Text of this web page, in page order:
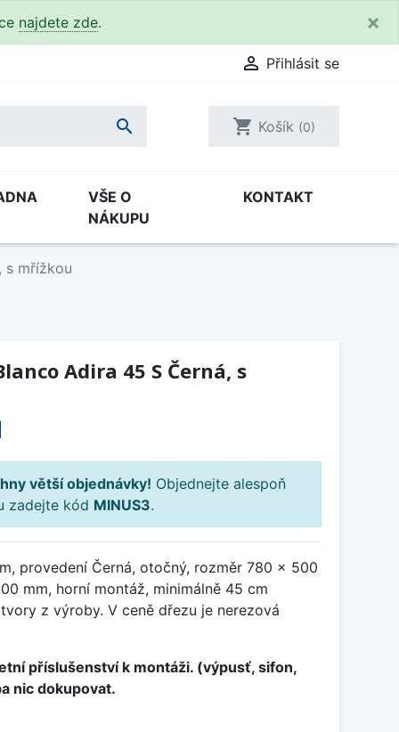
najdete zde. ×
 Přihlásit se
 shopping_cart Košík (0)
VŠE O
NÁKUPU
KONTAKT
s mřížkou
Adira 45 S Černá, s
větší objednávky! Objednejte alespoň
zadejte kód MINUS3.
provedení Černá, otočný, rozměr 780 x 500
mm, horní montáž, minimálně 45 cm
z výroby. V ceně dřezu je nerezová
příslušenství k montáži. (výpusť, sifon,
nic dokupovat.